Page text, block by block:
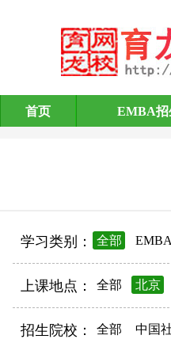
EMBA招生简
首页 EMBA招
学习类别： 全部
上课地点： 全部 北京
招生院校： 全部 中国